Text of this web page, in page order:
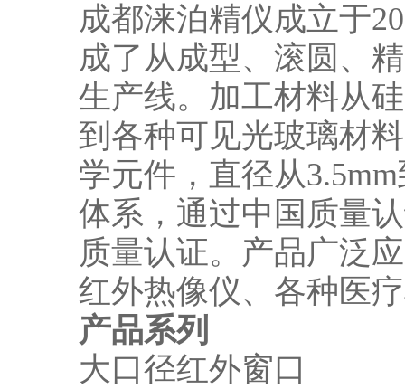
成都涞泊精仪成立于
成了从成型、滚圆、
生产线。加工材料从
到各种可见光玻璃材
学元件，直径从
体系，通过中国质量
质量认证。产品广泛
红外热像仪、各种医
产品系列
大口径红外窗口